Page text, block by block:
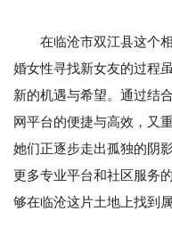
在临沧市双江县这个相
婚女性寻找新女友的过程
新的机遇与希望。通过结
网平台的便捷与高效，又
她们正逐步走出孤独的阴
更多专业平台和社区服务
够在临沧这片土地上找到